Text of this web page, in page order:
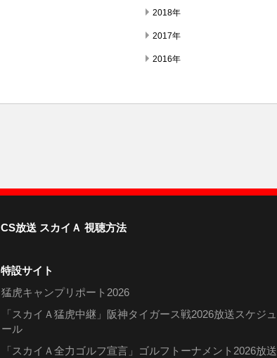
2018年
2017年
2016年
CS放送 スカイＡ 視聴方法
特設サイト
猛虎キャンプリポート2026
「スカイＡ猛虎中継」阪神タイガース戦2026放送スケジュ
ール
「スカイＡ全力ゴルフ宣言」ゴルフトーナメント2026放送